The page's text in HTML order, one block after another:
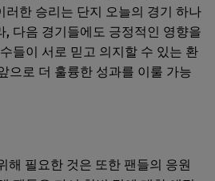
러한 승리는 단지 오늘의 경기 하나
, 다음 경기들에도 긍정적인 영향을
들이 서로 믿고 의지할 수 있는 환
으로 더 훌륭한 성과를 이룰 가능
해 필요한 것은 또한 팬들의 응원